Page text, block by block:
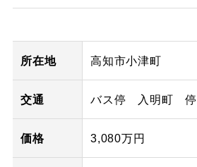
所在地 高知市小津町
交通 バス停 入明町 停
価格 3,080万円